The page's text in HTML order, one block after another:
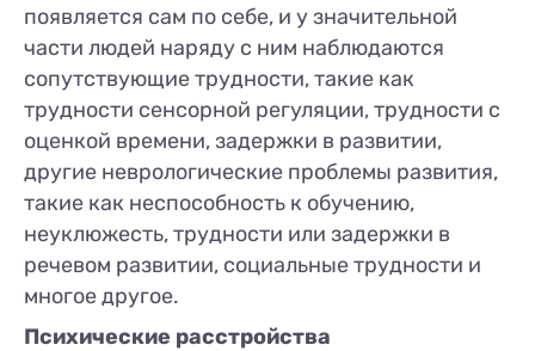
появляется сам по себе, и у значительной
части людей наряду с ним наблюдаются
сопутствующие трудности, такие как
трудности сенсорной регуляции, трудности с
оценкой времени, задержки в развитии,
другие неврологические проблемы развития,
такие как неспособность к обучению,
неуклюжесть, трудности или задержки в
речевом развитии, социальные трудности и
многое другое.
Психические расстройства